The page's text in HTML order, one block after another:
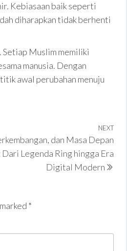
Kebiasaan baik seperti
diharapkan tidak berhenti
Setiap Muslim memiliki
manusia. Dengan
awal perubahan menuju
Next
NEXT
dan Masa Depan
Legenda Ring hingga Era
Digital Modern
*